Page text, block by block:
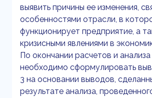
выявить причины ее изменения,
особенностями отрасли, в
функционирует предприятие, а
кризисными явлениями в
По окончании расчетов и
необходимо сформулировать
3 на основании выводов,
результате анализа,